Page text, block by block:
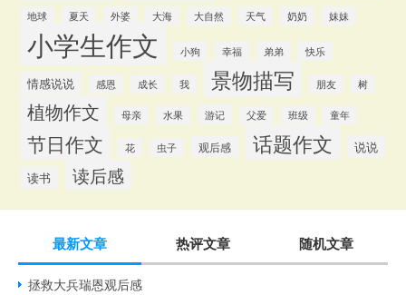
地球
夏天 外婆 大海 大自然 天气 奶奶 妹妹
小学生作文 小狗 幸福 弟弟 快乐
情感说说 感恩 成长 我 景物描写 朋友 树
植物作文 母亲 水果 游记 父爱 班级 童年
节日作文 花 虫子 观后感 话题作文
说说
读书
读后感
最新文章 热评文章 随机文章
拯救大兵瑞恩观后感